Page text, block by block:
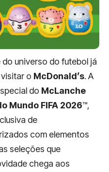
universo do futebol já
o McDonald’s. A
do McLanche
Mundo FIFA 2026™,
de
com elementos
seleções que
chega aos